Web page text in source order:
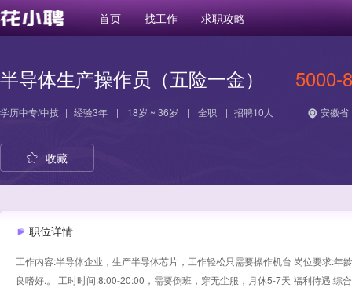
首页 找工作 求职攻略
半导体生产操作员（五险一金） 5000-
学历中专/中技 | 经验3年 | 18岁 ~ 36岁 | 全职 | 招聘10人 安徽省
收藏
职位详情
工作内容:半导体企业，生产半导体芯片，工作轻松只需要操作机台 岗位要求:
良嗜好.。 工时时间:8:00-20:00，需要倒班，穿无尘服，月休5-7天 福利待遇:综